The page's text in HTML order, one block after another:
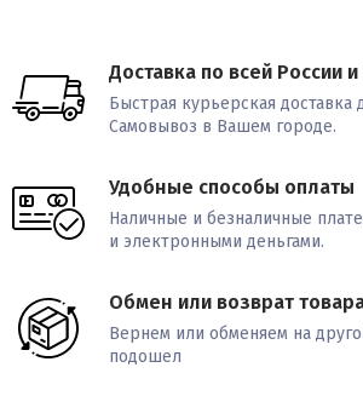
Доставка по всей России
Быстрая курьерская доставка
Самовывоз в Вашем городе.
Удобные способы оплаты
Наличные и безналичные
и электронными деньгами.
Обмен или возврат
Вернем или обменяем на
подошел